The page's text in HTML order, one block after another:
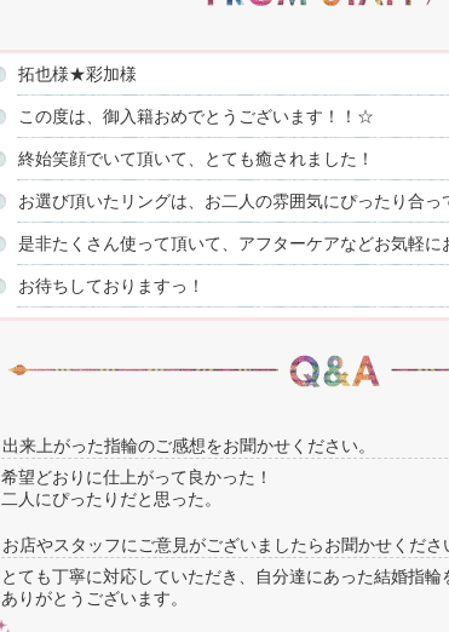
拓也様★彩加様
この度は、御入籍おめでとうございます！！☆
終始笑顔でいて頂いて、とても癒されました！
お選び頂いたリングは、お二人の雰囲気にぴったり合っ
是非たくさん使って頂いて、アフターケアなどお気軽に
お待ちしておりますっ！
出来上がった指輪のご感想をお聞かせください。
希望どおりに仕上がって良かった！
二人にぴったりだと思った。
お店やスタッフにご意見がございましたらお聞かせくださ
とても丁寧に対応していただき、自分達にあった結婚指輪
ありがとうございます。